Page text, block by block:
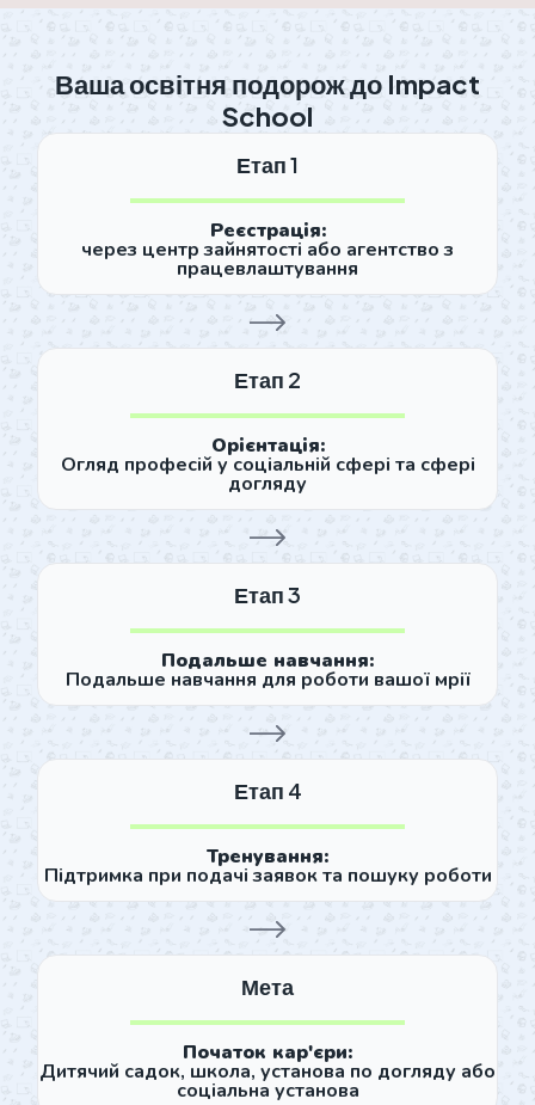
Ваша освітня подорож до Impact
School
Етап 1
Реєстрація:
через центр зайнятості або агентство з
працевлаштування
Етап 2
Орієнтація:
Огляд професій у соціальній сфері та сфері
догляду
Етап 3
Подальше навчання:
Подальше навчання для роботи вашої мрії
Етап 4
Тренування:
Підтримка при подачі заявок та пошуку роботи
Мета
Початок кар'єри:
Дитячий садок, школа, установа по догляду або
соціальна установа